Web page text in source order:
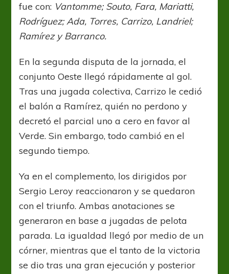
fue con: Vantomme; Souto, Fara, Mariatti,
Rodríguez; Ada, Torres, Carrizo, Landriel;
Ramírez y Barranco.
En la segunda disputa de la jornada, el
conjunto Oeste llegó rápidamente al gol.
Tras una jugada colectiva, Carrizo le cedió
el balón a Ramírez, quién no perdono y
decretó el parcial uno a cero en favor al
Verde. Sin embargo, todo cambió en el
segundo tiempo.
Ya en el complemento, los dirigidos por
Sergio Leroy reaccionaron y se quedaron
con el triunfo. Ambas anotaciones se
generaron en base a jugadas de pelota
parada. La igualdad llegó por medio de un
córner, mientras que el tanto de la victoria
se dio tras una gran ejecución y posterior